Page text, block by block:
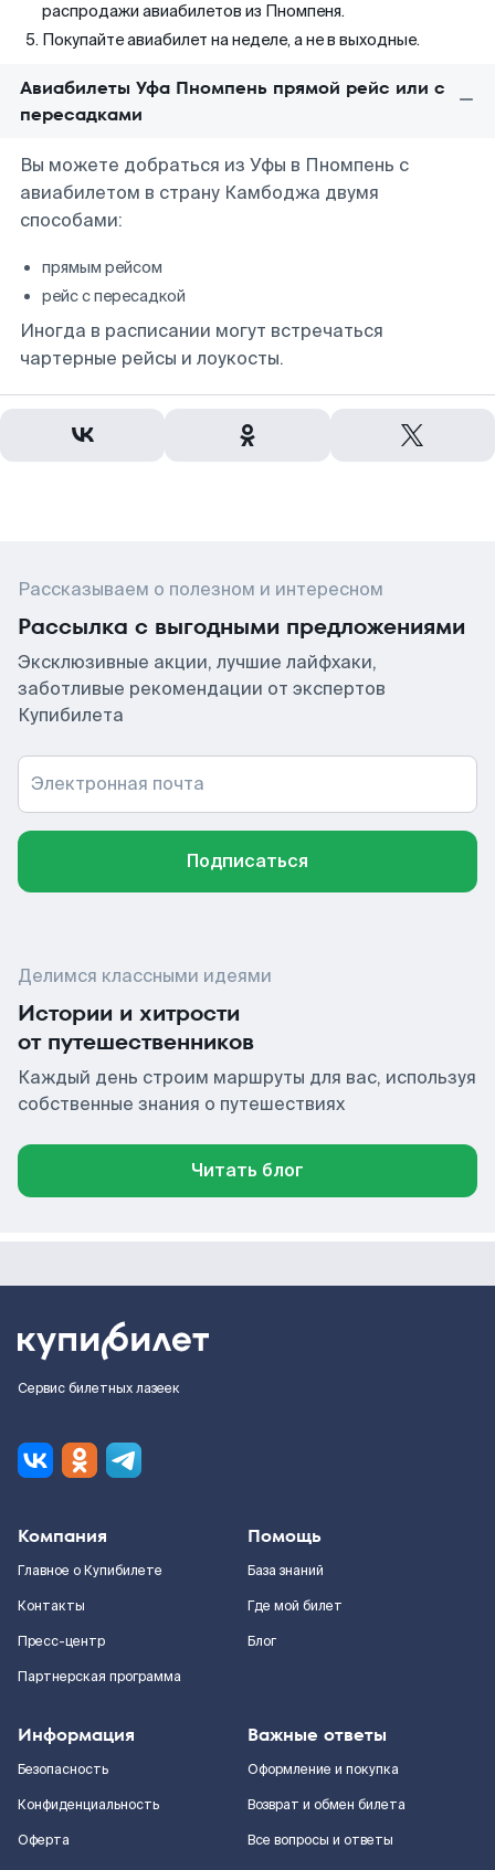
распродажи авиабилетов из Пномпеня.
Покупайте авиабилет на неделе, а не в выходные.
Авиабилеты Уфа Пномпень прямой рейс или с
пересадками
Вы можете добраться из Уфы в Пномпень с
авиабилетом в страну Камбоджа двумя
способами:
прямым рейсом
рейс с пересадкой
Иногда в расписании могут встречаться
чартерные рейсы и лоукосты.
Рассказываем о полезном и интересном
Рассылка с выгодными предложениями
Эксклюзивные акции, лучшие лайфхаки,
заботливые рекомендации от экспертов
Купибилета
Электронная почта
Подписаться
Делимся классными идеями
Истории и хитрости
от путешественников
Каждый день строим маршруты для вас, используя
собственные знания о путешествиях
Читать блог
Сервис билетных лазеек
Компания
Главное о Купибилете
Контакты
Пресс-центр
Партнерская программа
Помощь
База знаний
Где мой билет
Блог
Информация
Безопасность
Конфиденциальность
Оферта
Важные ответы
Оформление и покупка
Возврат и обмен билета
Все вопросы и ответы